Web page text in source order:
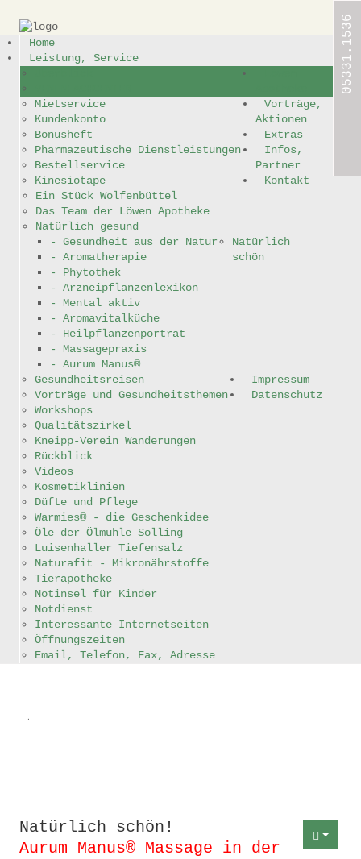
Home
Leistung,
Service
Löwen
Apotheke
Vorträge,
Aktionen
Extras
Infos,
Partner
Kontakt
Impressum
Datenschutz
05331.1536
Home
Leistung, Service
Mietservice
Kundenkonto
Bonusheft
Pharmazeutische Dienstleistungen
Bestellservice
Kinesiotape
Ein Stück Wolfenbüttel
Das Team der Löwen Apotheke
Natürlich gesund
- Gesundheit aus der Natur
- Aromatherapie
- Phytothek
- Arzneipflanzenlexikon
- Mental aktiv
- Aromavitalküche
- Heilpflanzenporträt
Natürlich
schön
- Massagepraxis
- Aurum Manus®
Vorträge,
Aktionen
Gesundheitsreisen
Vorträge und Gesundheitsthemen
Workshops
Qualitätszirkel
Kneipp-Verein Wanderungen
Rückblick
Videos
Extras
Kosmetiklinien
Düfte und Pflege
Warmies® - die Geschenkidee
Öle der Ölmühle Solling
Luisenhaller Tiefensalz
Naturafit - Mikronährstoffe
Tierapotheke
Infos,
Partner
Notinsel für Kinder
Notdienst
Interessante Internetseiten
Kontakt
Öffnungszeiten
Email, Telefon, Fax, Adresse
Impressum
Datenschutz
.
Natürlich schön!
Aurum Manus® Massage in der